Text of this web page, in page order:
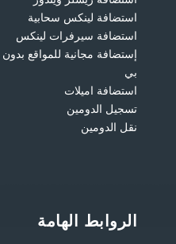
استضافة لينكس سحابية
استضافة سيرفرات لينكس
إستضافة مجانية للمواقع
بي
استضافة اميلات
تسجيل الدومين
نقل الدومين
الروابط الهامة